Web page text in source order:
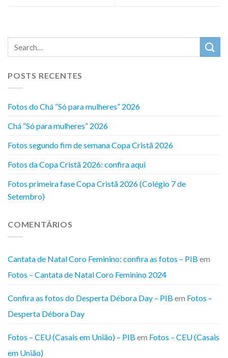
POSTS RECENTES
Fotos do Chá “Só para mulheres” 2026
Chá “Só para mulheres” 2026
Fotos segundo fim de semana Copa Cristã 2026
Fotos da Copa Cristã 2026: confira aqui
Fotos primeira fase Copa Cristã 2026 (Colégio 7 de
Setembro)
COMENTÁRIOS
Cantata de Natal Coro Feminino: confira as fotos – PIB em
Fotos – Cantata de Natal Coro Feminino 2024
Confira as fotos do Desperta Débora Day – PIB em Fotos –
Desperta Débora Day
Fotos – CEU (Casais em União) – PIB em Fotos – CEU (Casais
em União)